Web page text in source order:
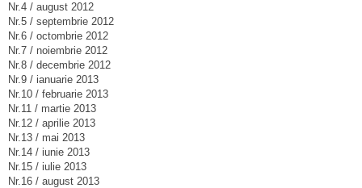
Nr.4 / august 2012
Nr.5 / septembrie 2012
Nr.6 / octombrie 2012
Nr.7 / noiembrie 2012
Nr.8 / decembrie 2012
Nr.9 / ianuarie 2013
Nr.10 / februarie 2013
Nr.11 / martie 2013
Nr.12 / aprilie 2013
Nr.13 / mai 2013
Nr.14 / iunie 2013
Nr.15 / iulie 2013
Nr.16 / august 2013